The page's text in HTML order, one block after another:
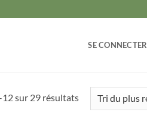
SE CONNECTER
sur 29 résultatsTrié